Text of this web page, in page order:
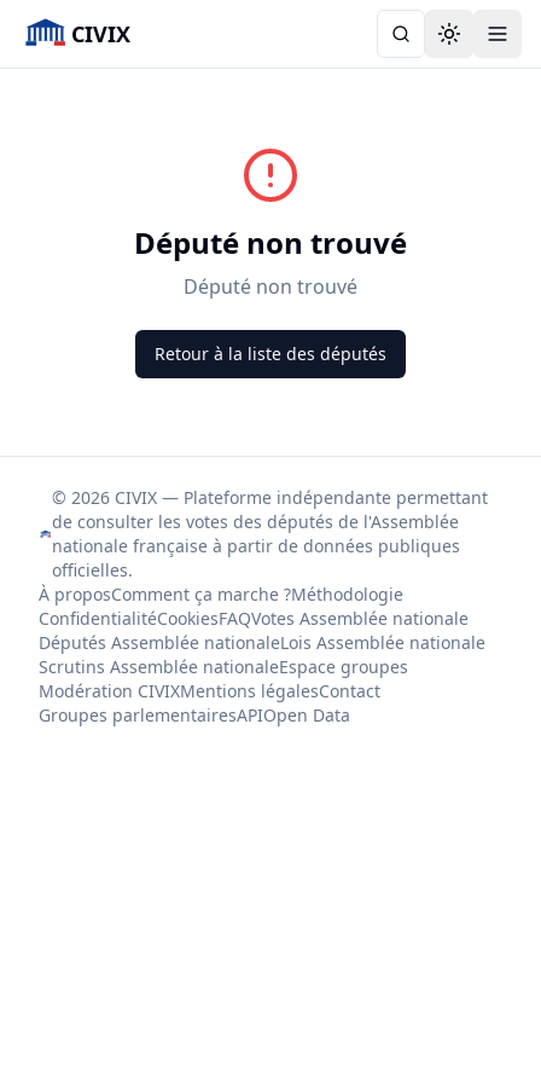
CIVIX Toggle
Député non trouvé
Député non trouvé
Retour à la liste des députés
© 2026 CIVIX — Plateforme indépendante permettant
de consulter les votes des députés de l'Assemblée
nationale française à partir de données publiques
officielles.
À proposComment ça marche ?Méthodologie
ConfidentialitéCookiesFAQVotes Assemblée nationale
Députés Assemblée nationaleLois Assemblée nationale
Scrutins Assemblée nationaleEspace groupes
Modération CIVIXMentions légalesContact
Groupes parlementairesAPIOpen Data